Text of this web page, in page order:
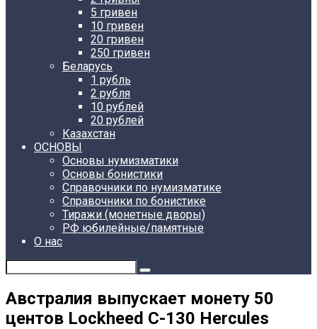
5 гривен
10 гривен
20 гривен
250 гривен
Беларусь
1 рубль
2 рубля
10 рублей
20 рублей
Казахстан
ОСНОВЫ
Основы нумизматики
Основы бонистики
Справочники по нумизматике
Справочники по бонистике
Тиражи (монетные дворы)
РФ юбилейные/памятные
О нас
Австралия выпускает монету 50
центов Lockheed C-130 Hercules